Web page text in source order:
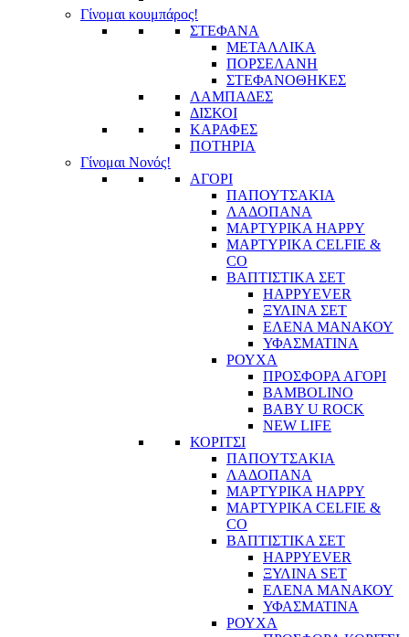
Γίνομαι κουμπάρος!
ΣΤΕΦΑΝΑ
ΜΕΤΑΛΛΙΚΑ
ΠΟΡΣΕΛΑΝΗ
ΣΤΕΦΑΝΟΘΗΚΕΣ
ΛΑΜΠΑΔΕΣ
ΔΙΣΚΟΙ
ΚΑΡΑΦΕΣ
ΠΟΤΗΡΙΑ
Γίνομαι Νονός!
ΑΓΟΡΙ
ΠΑΠΟΥΤΣΑΚΙΑ
ΛΑΔΟΠΑΝΑ
ΜΑΡΤΥΡΙΚΑ HAPPY
ΜΑΡΤΥΡΙΚΑ CELFIE &
CO
ΒΑΠΤΙΣΤΙΚΑ ΣΕΤ
HAPPYEVER
ΞΥΛΙΝΑ ΣΕΤ
ΕΛΕΝΑ ΜΑΝΑΚΟΥ
ΥΦΑΣΜΑΤΙΝΑ
ΡΟΥΧΑ
ΠΡΟΣΦΟΡΑ ΑΓΟΡΙ
BAMBOLINO
BABY U ROCK
NEW LIFE
ΚΟΡΙΤΣΙ
ΠΑΠΟΥΤΣΑΚΙΑ
ΛΑΔΟΠΑΝΑ
ΜΑΡΤΥΡΙΚΑ HAPPY
ΜΑΡΤΥΡΙΚΑ CELFIE &
CO
ΒΑΠΤΙΣΤΙΚΑ ΣΕΤ
HAPPYEVER
ΞΥΛΙΝΑ SET
ΕΛΕΝΑ ΜΑΝΑΚΟΥ
ΥΦΑΣΜΑΤΙΝΑ
ΡΟΥΧΑ